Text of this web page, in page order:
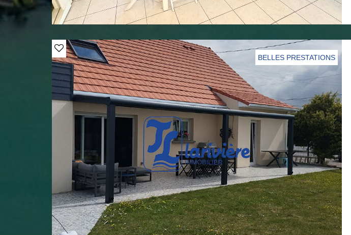
BELLES PRESTATIONS